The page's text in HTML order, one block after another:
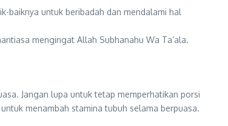
baiknya untuk beribadah dan mendalami hal
mengingat Allah Subhanahu Wa Ta’ala.
Jangan lupa untuk tetap memperhatikan porsi
menambah stamina tubuh selama berpuasa.